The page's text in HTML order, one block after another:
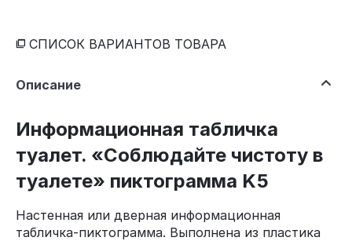
СПИСОК ВАРИАНТОВ ТОВАРА
Описание
Информационная табличка
туалет. «Соблюдайте чистоту в
туалете» пиктограмма K5
Настенная или дверная информационная
табличка-пиктограмма. Выполнена из пластика